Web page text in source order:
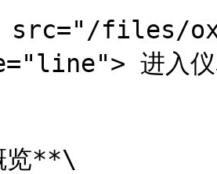
src="/files/
进入仪表
览**\